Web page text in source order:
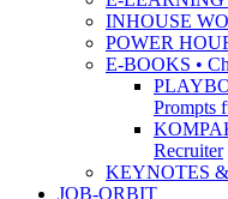
INHOUSE
POWER
E-BOOKS •
Prompts
Recruiter
KEYNOTES
JOB-ORBIT